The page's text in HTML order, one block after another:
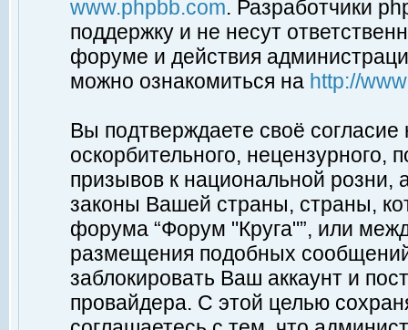
www.phpbb.com. Разработчики
поддержку и не несут
форуме и действия
можно ознакомиться на http://
Вы подтверждаете своё
оскорбительного, нецензурного,
призывов к национальной
законы Вашей страны, страны,
форума “Форум "Круга"”, или
размещения подобных
заблокировать Ваш аккаунт и
провайдера. С этой целью